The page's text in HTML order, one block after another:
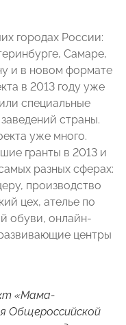
городах России:
Самаре,
и в новом формате
в 2013 году уже
специальные
страны.
уже много.
гранты в 2013 и
разных сферах:
производство
цех, ателье по
обуви, онлайн-
центры
«Мама-
Общероссийской